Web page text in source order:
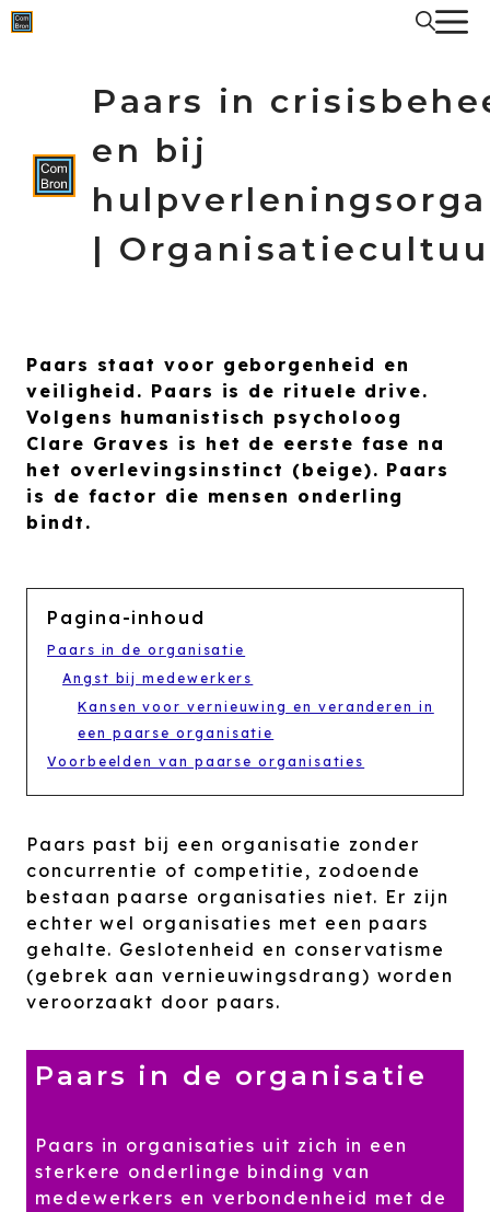
Spring
naar
Paars in
en bij
|
Paars staat voor geborgenheid en
veiligheid. Paars is de rituele drive.
Volgens humanistisch psycholoog
Clare Graves is het de eerste fase na
het overlevingsinstinct (beige). Paars
is de factor die mensen onderling
bindt.
Pagina-inhoud
Paars in de organisatie
Angst bij medewerkers
Kansen voor vernieuwing en veranderen in
een paarse organisatie
Voorbeelden van paarse organisaties
Paars past bij een organisatie zonder
concurrentie of competitie, zodoende
bestaan paarse organisaties niet. Er zijn
echter wel organisaties met een paars
gehalte. Geslotenheid en conservatisme
(gebrek aan vernieuwingsdrang) worden
veroorzaakt door paars.
Paars in de organisatie
Paars in organisaties uit zich in een
sterkere onderlinge binding van
medewerkers en verbondenheid met de